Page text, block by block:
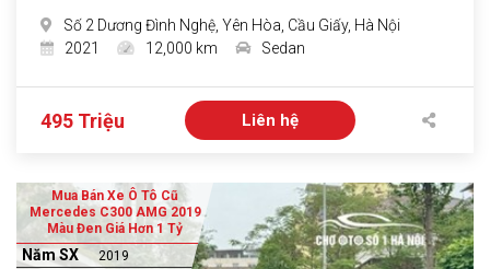
Số 2 Dương Đình Nghệ, Yên Hòa, Cầu Giấy, Hà Nội
2021
12,000 km Sedan
495 Triệu Liên hệ
Mua Bán Xe Ô Tô Cũ
Mercedes C300 AMG 2019
Màu Đen Giá Hơn 1 Tỷ
Năm SX 2019